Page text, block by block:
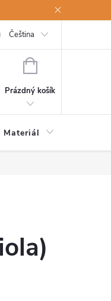
Čeština
NÁKUPNÍ
Prázdný košík
Materiál